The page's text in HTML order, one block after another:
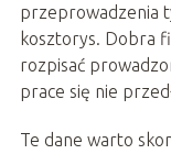
przeprowadzenia
kosztorys. Dobra
rozpisać
prace się nie
Te dane warto